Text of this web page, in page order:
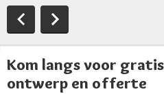
Kom langs voor
ontwerp en offerte